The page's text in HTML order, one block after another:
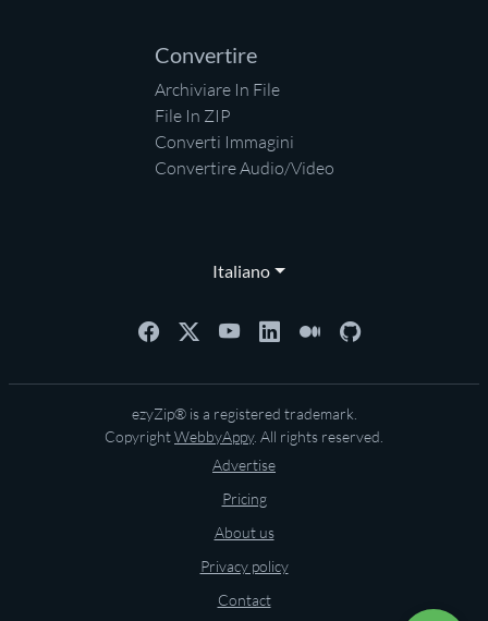
Convertire
Archiviare In File
File In ZIP
Converti Immagini
Convertire Audio/Video
Italiano
ezyZip® is a registered trademark.
CopyrightWebbyAppy. All rights reserved.
Advertise
Pricing
About us
Privacy policy
Contact